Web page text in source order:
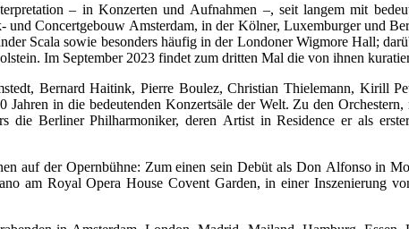
– in Konzerten und Aufnahmen –, seit langem mit
Concertgebouw Amsterdam, in der Kölner, Luxemburger und
Scala sowie besonders häufig in der Londoner Wigmore Hall;
Im September 2023 findet zum dritten Mal die von ihnen
Bernard Haitink, Pierre Boulez, Christian Thielemann, Kirill
in die bedeutenden Konzertsäle der Welt. Zu den
die Berliner Philharmoniker, deren Artist in Residence er als
auf der Opernbühne: Zum einen sein Debüt als Don Alfonso in
am Royal Opera House Covent Garden, in einer Inszenierung